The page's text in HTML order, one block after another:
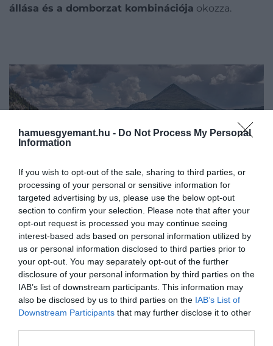
hamuesgyemant.hu - Do Not Process My Personal
Information
If you wish to opt-out of the sale, sharing to third parties, or
processing of your personal or sensitive information for
targeted advertising by us, please use the below opt-out
section to confirm your selection. Please note that after your
opt-out request is processed you may continue seeing
interest-based ads based on personal information utilized by
us or personal information disclosed to third parties prior to
your opt-out. You may separately opt-out of the further
disclosure of your personal information by third parties on the
IAB’s list of downstream participants. This information may
also be disclosed by us to third parties on the IAB’s List of
Downstream Participants that may further disclose it to other
állása és a domborzat kombinációja okozza.
Fotó:Ungrim/Shutterstock
Az itt élők tehát hónapokig nem látnak
természetes napfényt. Aki mégis szeretne D-
vitaminhoz jutni, annak szó szerint hegyet kell
másznia. Érdekesség, hogy a város ezt a kihívást
nemcsak elfogadta, hanem kreatívan is reagált rá: